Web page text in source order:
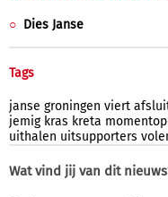
Dies Janse
Tags
janse groningen viert
jemig kras kreta
uithalen uitsupporters
Wat vind jij van dit